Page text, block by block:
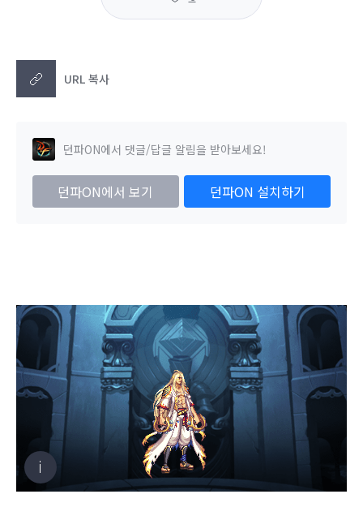
URL 복사
던파ON에서 댓글/답글 알림을 받아보세요!
던파ON에서 보기 던파ON 설치하기